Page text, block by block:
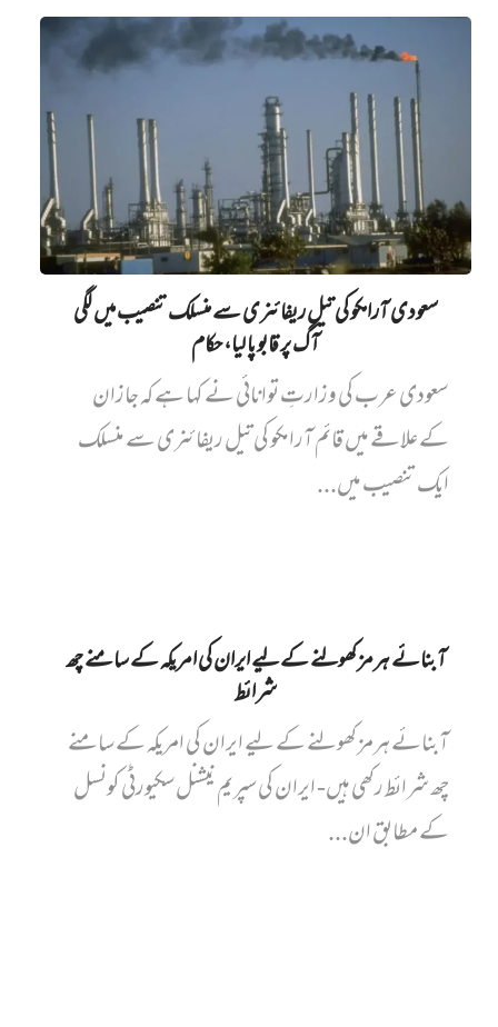
سعودی آرامکو کی تیل ریفائنری سے منسلک تنصیب میں‌ لگی
آگ پر قابو پا لیا، حکام
سعودی عرب کی وزارتِ توانائی نے کہا ہے کہ جازان
کے علاقے میں قائم آرامکو کی تیل ریفائنری سے منسلک
ایک تنصیب میں...
آبنائے ہرمز کھولنے کے لیے ایران کی امریکہ کے سامنے چھ
شرائط
آبنائے ہرمز کھولنے کے لیے ایران کی امریکہ کے سامنے
چھ شرائط رکھی ہیں- ایران کی سپریم نیشنل سکیورٹی کونسل
کے مطابق ان...